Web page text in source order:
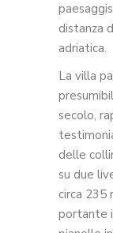
distanza
adriatica.
La villa
secolo,
delle
su due
circa 235
portante